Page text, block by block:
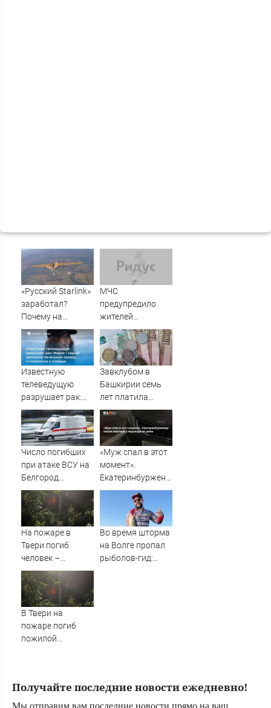
«Русский Starlink»
заработал?
Почему на
Украине кратно
увеличилась
точность
попаданий по
МЧС
предупредило
жителей
Подмосковья об
угрозе атаки
дронов
Известную
телеведущую
разрушает рак:
Мария Гладких
раскрыла
печальную
правду и
попросила о
помощи
Завклубом в
Башкирии семь
лет платила
зарплату мужу-
прогульщику
Число погибших
при атаке ВСУ на
Белгород
выросло до пяти
«Муж спал в этот
момент».
Екатеринбурженку
нашли мертвой у
подъезда ее дома
На пожаре в
Твери погиб
человек –
Новости Твери и
городов Тверской
области сегодня -
Afanasy.biz –
Тверские новости.
Новости Твери.
Во время шторма
на Волге пропал
рыболов-гид:
В Твери на
пожаре погиб
пожилой
Получайте последние новости ежедневно!